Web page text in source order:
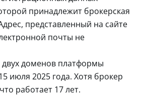
принадлежит брокерская
представленный на сайте
почты не
двух доменов платформы
июля 2025 года. Хотя брокер
работает 17 лет.